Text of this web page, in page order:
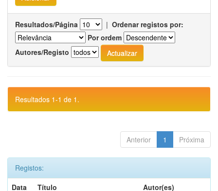
Resultados/Página | Ordenar registos por:
Por ordem
Autores/Registo
Resultados 1-1 de 1.
Anterior 1 Próxima
Registos:
Data
Título
Autor(es)